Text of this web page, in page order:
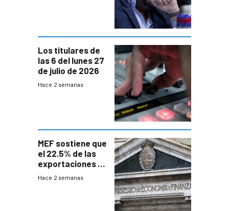
Los titulares de
las 6 del lunes 27
de julio de 2026
Hace 2 semanas
MEF sostiene que
el 22.5% de las
exportaciones a
EE.UU se verán
Hace 2 semanas